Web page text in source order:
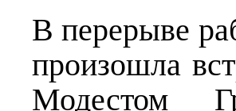
В перерыве
произошла
Модестом